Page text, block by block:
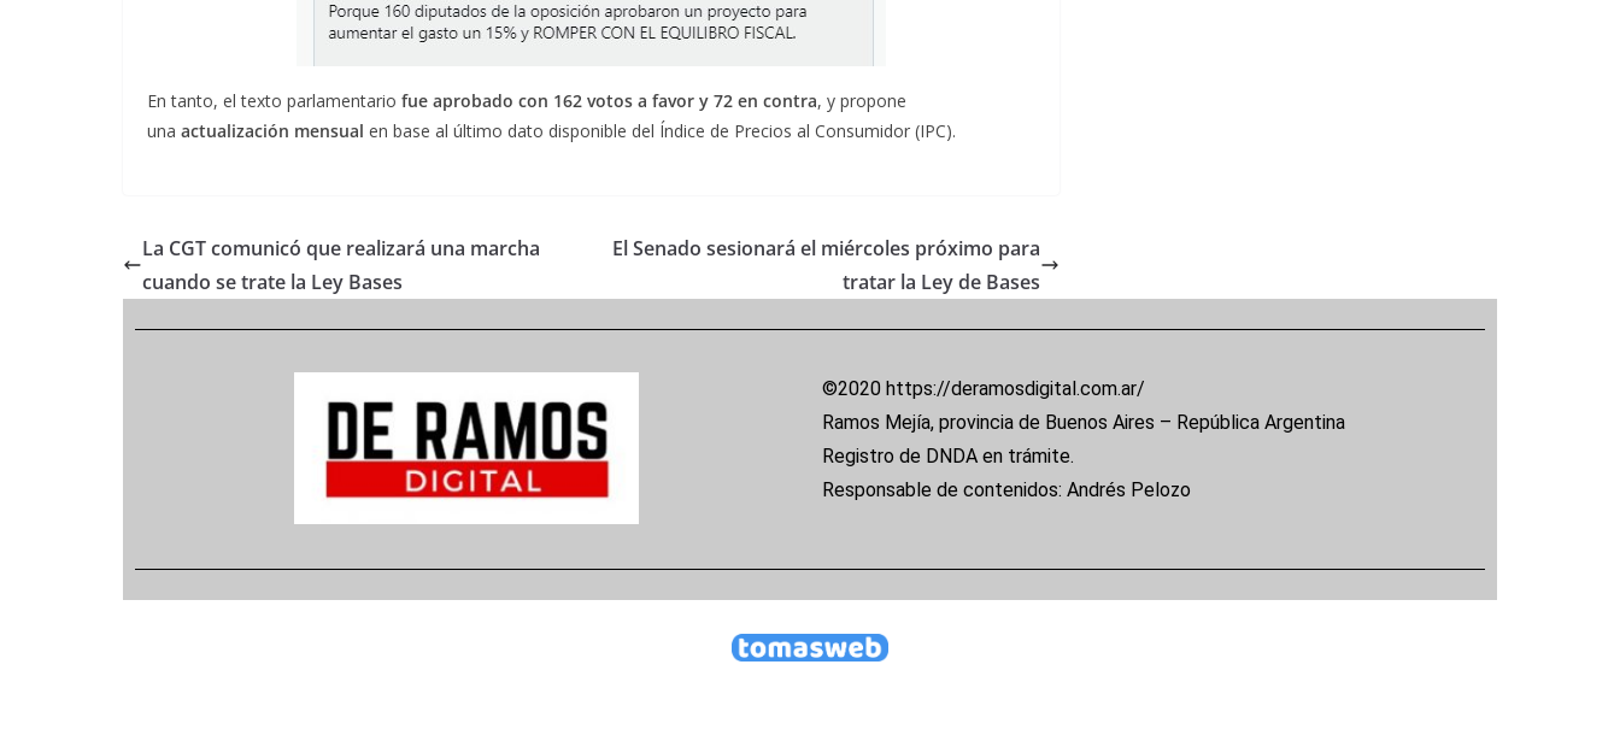
En tanto, el texto parlamentario fue aprobado con 162 votos a favor y 72 en contra, y propone
una actualización mensual en base al último dato disponible del Índice de Precios al Consumidor (IPC).
La CGT comunicó que realizará una marcha
cuando se trate la Ley Bases
El Senado sesionará el miércoles próximo para
tratar la Ley de Bases
©2020 https://deramosdigital.com.ar/
Ramos Mejía, provincia de Buenos Aires – República Argentina
Registro de DNDA en trámite.
Responsable de contenidos: Andrés Pelozo